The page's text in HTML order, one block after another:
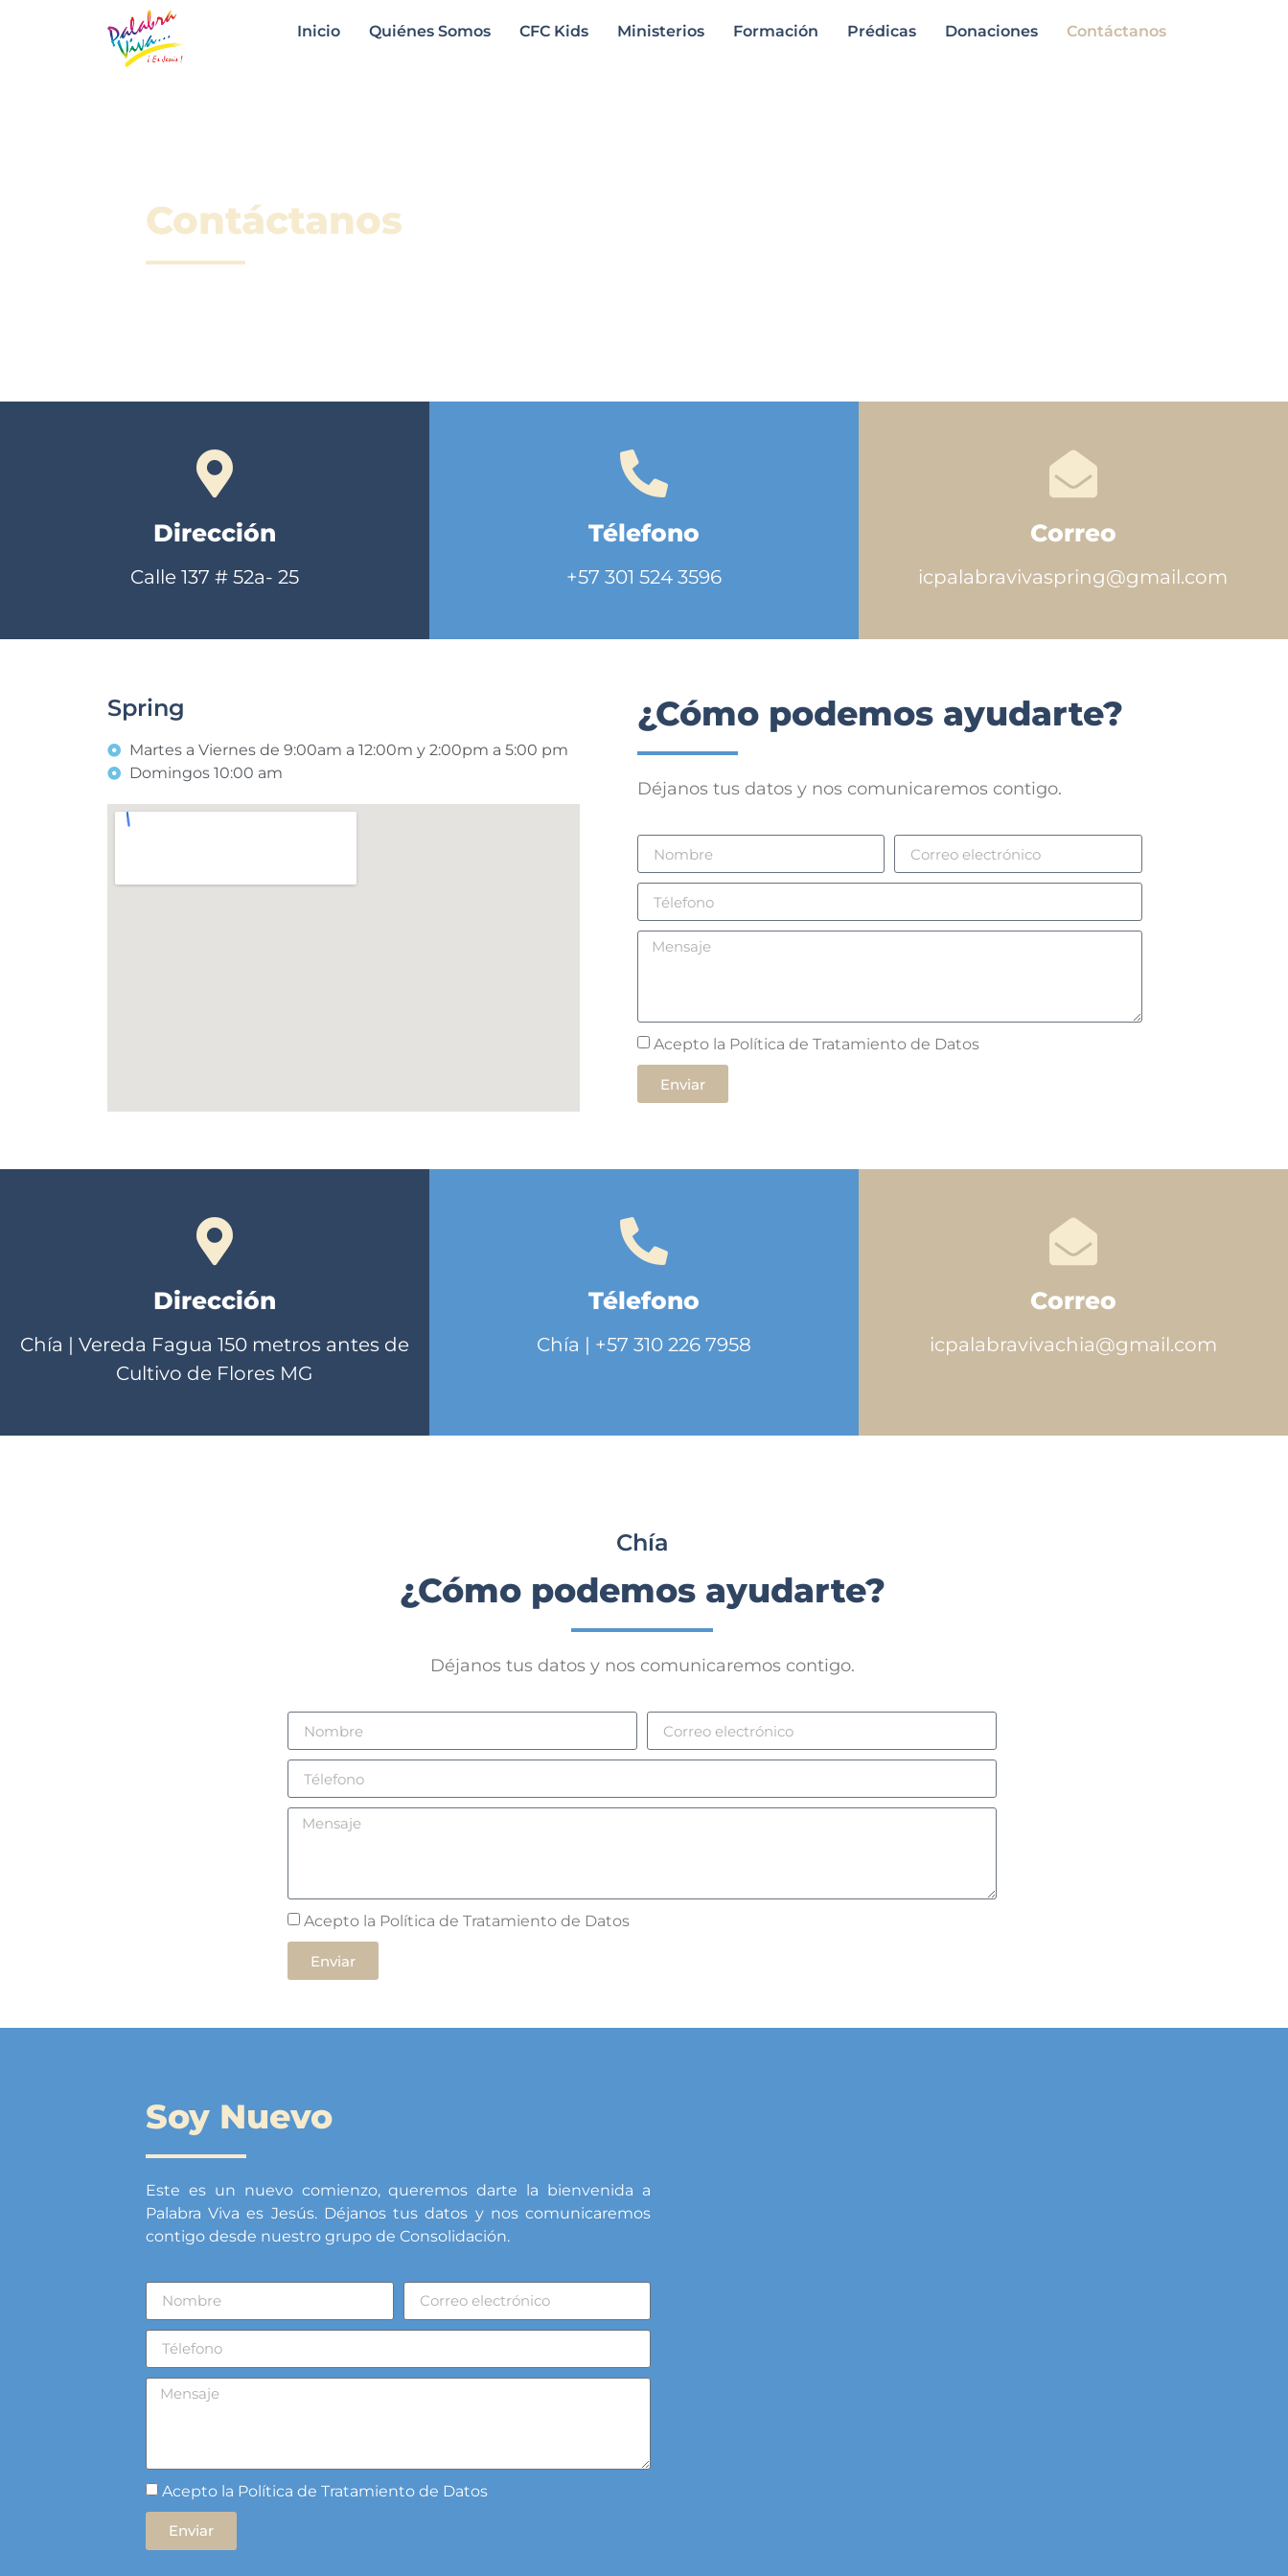
Inicio Quiénes Somos CFC Kids Ministerios Formación Prédicas Donaciones Contáctanos
Contáctanos
Dirección
Calle 137 # 52a- 25
Télefono
+57 301 524 3596
Correo
icpalabravivaspring@gmail.com
Spring
Martes a Viernes de 9:00am a 12:00m y 2:00pm a 5:00 pm
Domingos 10:00 am
¿Cómo podemos ayudarte?
Déjanos tus datos y nos comunicaremos contigo.
Acepto la Política de Tratamiento de Datos
Enviar
Dirección
Chía | Vereda Fagua 150 metros antes de
Cultivo de Flores MG
Télefono
Chía | +57 310 226 7958
Correo
icpalabravivachia@gmail.com
Chía
¿Cómo podemos ayudarte?
Déjanos tus datos y nos comunicaremos contigo.
Acepto la Política de Tratamiento de Datos
Enviar
Soy Nuevo
Este es un nuevo comienzo, queremos darte la bienvenida a
Palabra Viva es Jesús. Déjanos tus datos y nos comunicaremos
contigo desde nuestro grupo de Consolidación.
Acepto la Política de Tratamiento de Datos
Enviar